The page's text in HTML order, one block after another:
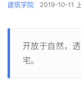
建筑学院 2019-10-11
开放于自然，
宅。